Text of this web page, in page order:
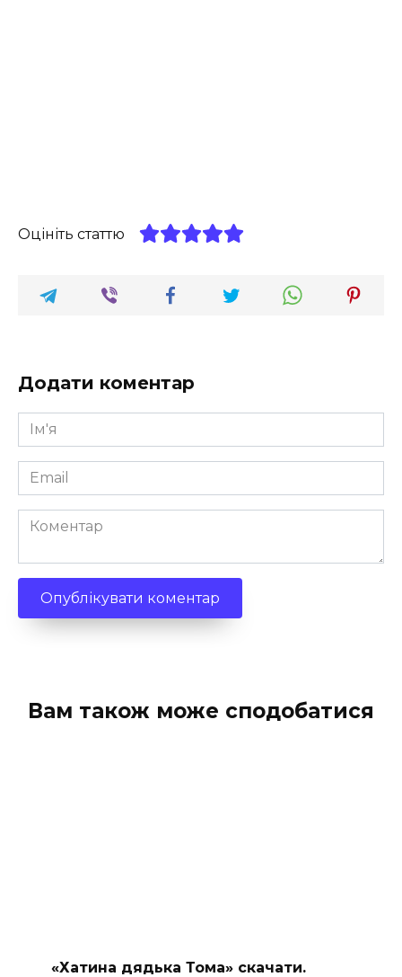
Оцініть статтю
Додати коментар
Ім'я
*
Email
*
Коментар
Вам також може сподобатися
«Хатина дядька Тома» скачати.